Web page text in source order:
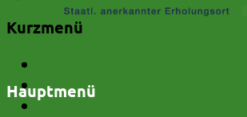
Kurzmenü
Impressum & Datenschutz
Barrierefreiheit
Hauptmenü